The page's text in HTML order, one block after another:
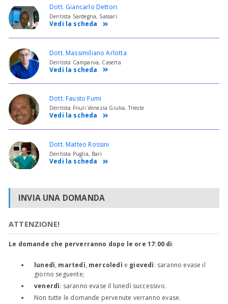
Dott. Giancarlo Dettori
Dentista Sardegna, Sassari
Vedi la scheda
Dott. Massimiliano Arlotta
Dentista Campania, Caserta
Vedi la scheda
Dott. Fausto Fumi
Dentista Friuli Venezia Giulia, Trieste
Vedi la scheda
Dott. Matteo Rossini
Dentista Puglia, Bari
Vedi la scheda
INVIA UNA DOMANDA
ATTENZIONE!
Le domande che perverranno dopo le ore 17:00 di:
lunedì, martedì, mercoledì e giovedì: saranno evase il
giorno seguente;
venerdì: saranno evase il lunedì successivo.
Non tutte le domande pervenute verranno evase.